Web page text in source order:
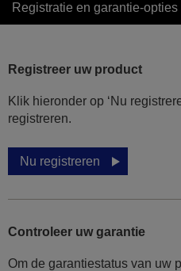
Registratie en garantie-opties
Registreer uw product
Klik hieronder op ‘Nu
registreren.
Nu registreren
Controleer uw garantie
Om de garantiestatus van uw